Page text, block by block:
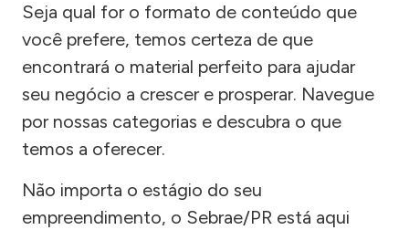
Seja qual for o formato de conteúdo que
você prefere, temos certeza de que
encontrará o material perfeito para ajudar
seu negócio a crescer e prosperar. Navegue
por nossas categorias e descubra o que
temos a oferecer.
Não importa o estágio do seu
empreendimento, o Sebrae/PR está aqui